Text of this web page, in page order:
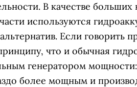
В качестве
используются
Если
что и обычная
генератором мощности:
более мощным и